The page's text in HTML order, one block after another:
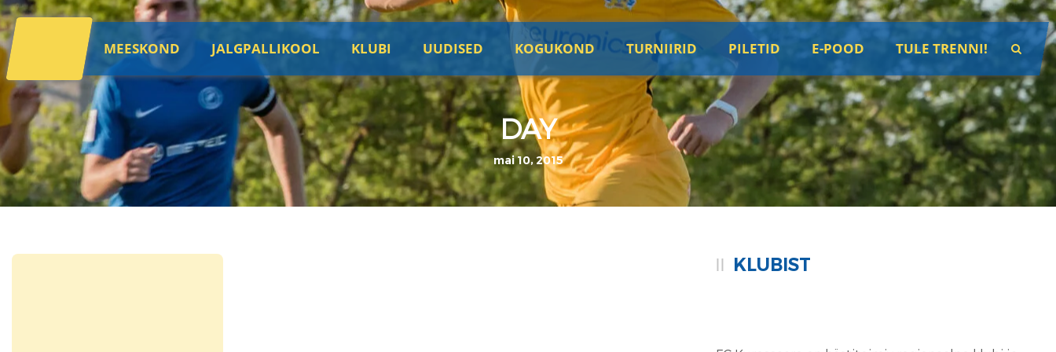
MEESKOND JALGPALLIKOOL KLUBI UUDISED KOGUKOND TURNIIRID PILETID E-POOD TULE TRENNI!
DAY
mai 10, 2015
KLUBIST